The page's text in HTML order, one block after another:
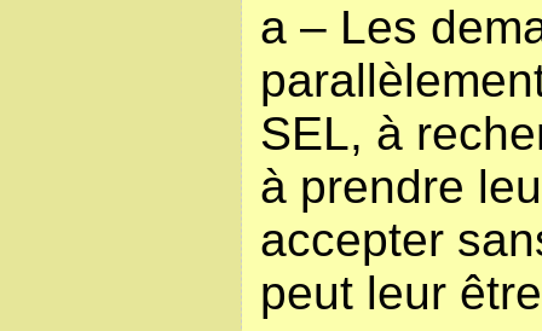
a – Les
SEL, à
à prendre
accepter
peut leur